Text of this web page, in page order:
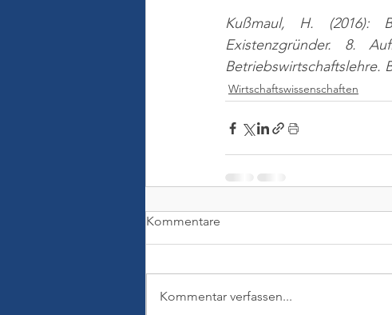
Kußmaul, H. (2016):
Existenzgründer. 8.
Betriebswirtschaftslehre.
Wirtschaftswissenschaften
Kommentare
Kommentar verfassen...